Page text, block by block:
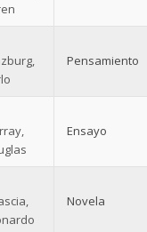
Pensamiento
Ensayo
Novela